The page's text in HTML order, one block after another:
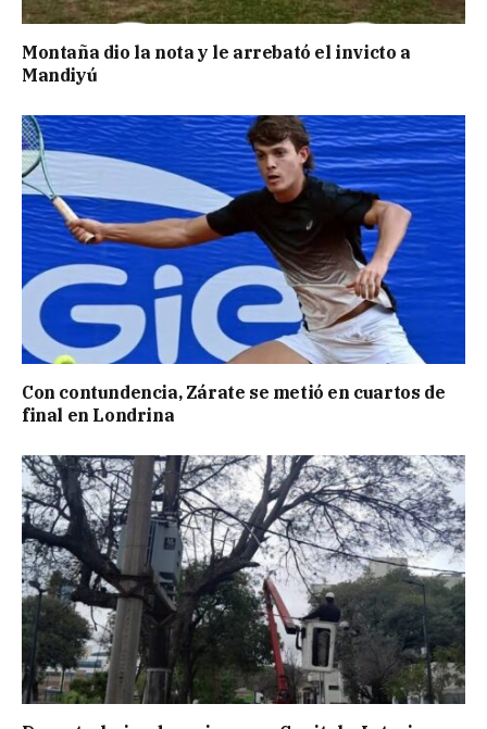
Montaña dio la nota y le arrebató el invicto a
Mandiyú
Con contundencia, Zárate se metió en cuartos de
final en Londrina